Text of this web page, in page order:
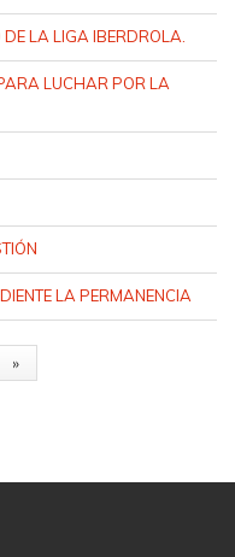
DE LA LIGA IBERDROLA.
LUCHAR POR LA
LA PERMANENCIA
»